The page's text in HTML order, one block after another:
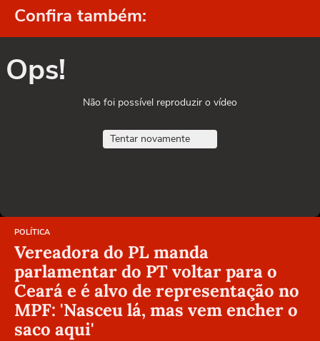
Confira também:
Ops!
Não foi possível reproduzir o vídeo
Tentar novamente
POLÍTICA
Vereadora do PL manda
parlamentar do PT voltar para o
Ceará e é alvo de representação no
MPF: 'Nasceu lá, mas vem encher o
saco aqui'